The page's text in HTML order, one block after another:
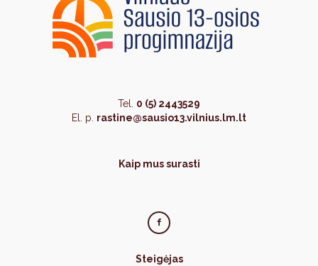
Tel. 0 (5) 2443529
El. p. rastine@sausio13.vilnius.lm.lt
Kaip mus surasti
Steigėjas